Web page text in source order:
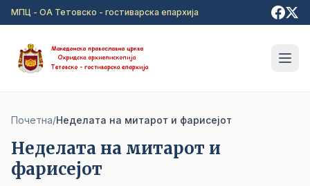
Прејди на главна содржина
МПЦ - ОА Тетовско - гостиварска епархија
Почетна/Неделата на митарот и фарисејот
Неделата на митарот и
фарисејот